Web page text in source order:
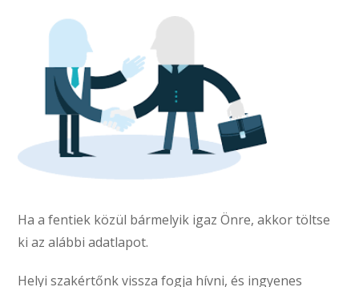
Ha a fentiek közül bármelyik igaz Önre, akkor töltse
ki az alábbi adatlapot.
Helyi szakértőnk vissza fogja hívni, és ingyenes